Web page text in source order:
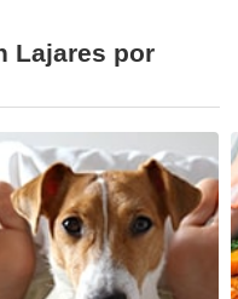
Lajares por